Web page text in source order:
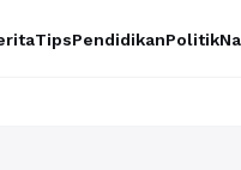
TipsPendidikanPolitik